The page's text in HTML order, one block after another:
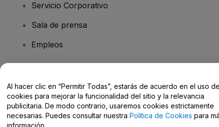
Servicio Corporativo
Sala de prensa
Empleos
Centro de Ayuda / Contacto
Al hacer clic en “Permitir Todas”, estarás de acuerdo en el uso
cookies para mejorar la funcionalidad del sitio y la relevancia
publicitaria. De modo contrario, usaremos cookies estrictamente
necesarias. Puedes consultar nuestra Política de Cookies para
información.